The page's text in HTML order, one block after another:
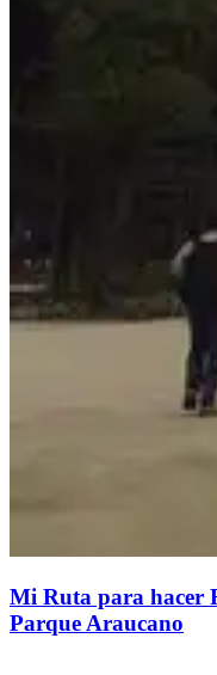
Mi Ruta para hacer
Parque Araucano